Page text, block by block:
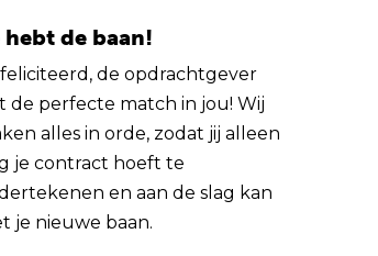
hebt de baan!
de opdrachtgever
de perfecte match in jou! Wij
alles in orde, zodat jij alleen
je contract hoeft te
en aan de slag kan
je nieuwe baan.